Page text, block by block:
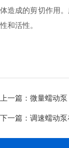
体造成的剪切作用
性和活性。
上一篇： 微量蠕动
下一篇： 调速蠕动